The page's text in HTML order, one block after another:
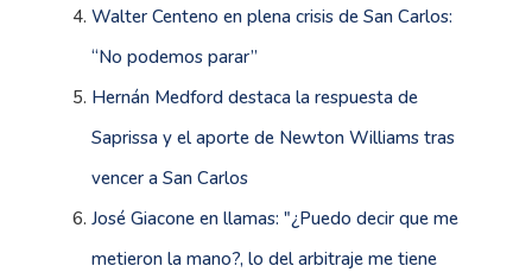
Walter Centeno en plena crisis de San Carlos:
“No podemos parar”
Hernán Medford destaca la respuesta de
Saprissa y el aporte de Newton Williams tras
vencer a San Carlos
José Giacone en llamas: "¿Puedo decir que me
metieron la mano?, lo del arbitraje me tiene